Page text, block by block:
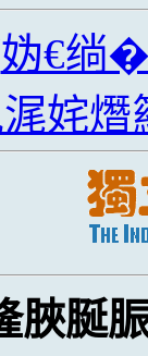
妫€绱
姹熸
脥脠